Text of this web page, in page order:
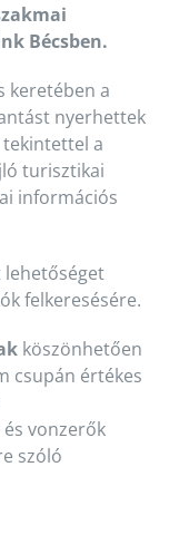
Bécsben.
keretében a
nyerhettek
a
turisztikai
információs
felkeresésére.
köszönhetően
csupán értékes
vonzerők
szóló